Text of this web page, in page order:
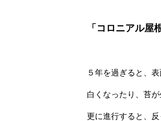
「コロニアル屋
５年を過ぎると、
白くなったり、苔が
更に進行すると、反